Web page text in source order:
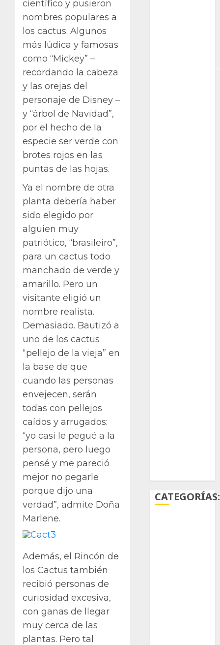
científico y pusieron
nombres populares a
los cactus. Algunos
más lúdica y famosas
como “Mickey” –
recordando la cabeza
y las orejas del
personaje de Disney –
y “árbol de Navidad”,
por el hecho de la
especie ser verde con
brotes rojos en las
puntas de las hojas.
Ya el nombre de otra
planta debería haber
sido elegido por
alguien muy
patriótico, “brasileiro”,
para un cactus todo
manchado de verde y
amarillo. Pero un
visitante eligió un
nombre realista.
Demasiado. Bautizó a
uno de los cactus
“pellejo de la vieja” en
la base de que
cuando las personas
envejecen, serán
todas con pellejos
caídos y arrugados:
“yo casi le pegué a la
persona, pero luego
pensé y me pareció
mejor no pegarle
porque dijo una
verdad”, admite Doña
Marlene.
Además, el Rincón de
los Cactus también
recibió personas de
curiosidad excesiva,
con ganas de llegar
muy cerca de las
plantas. Pero tal
CATEGORÍAS: